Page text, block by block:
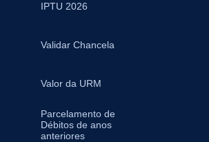
IPTU 2026
Validar Chancela
Valor da URM
Parcelamento de
Débitos de anos
anteriores